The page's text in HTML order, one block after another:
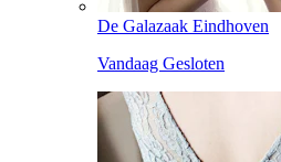
De Galazaak Eindhoven
Vandaag Gesloten